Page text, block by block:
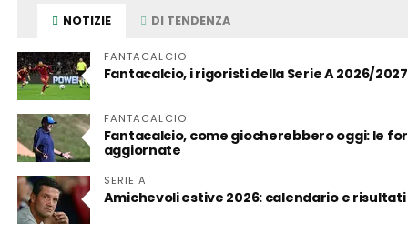
NOTIZIE DI TENDENZA
FANTACALCIO
Fantacalcio, i rigoristi della Serie A 2026/
FANTACALCIO
Fantacalcio, come giocherebbero oggi: le
aggiornate
SERIE A
Amichevoli estive 2026: calendario e risultati